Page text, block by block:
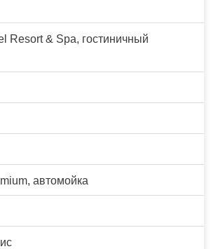
Resort & Spa, гостиничный
автомойка